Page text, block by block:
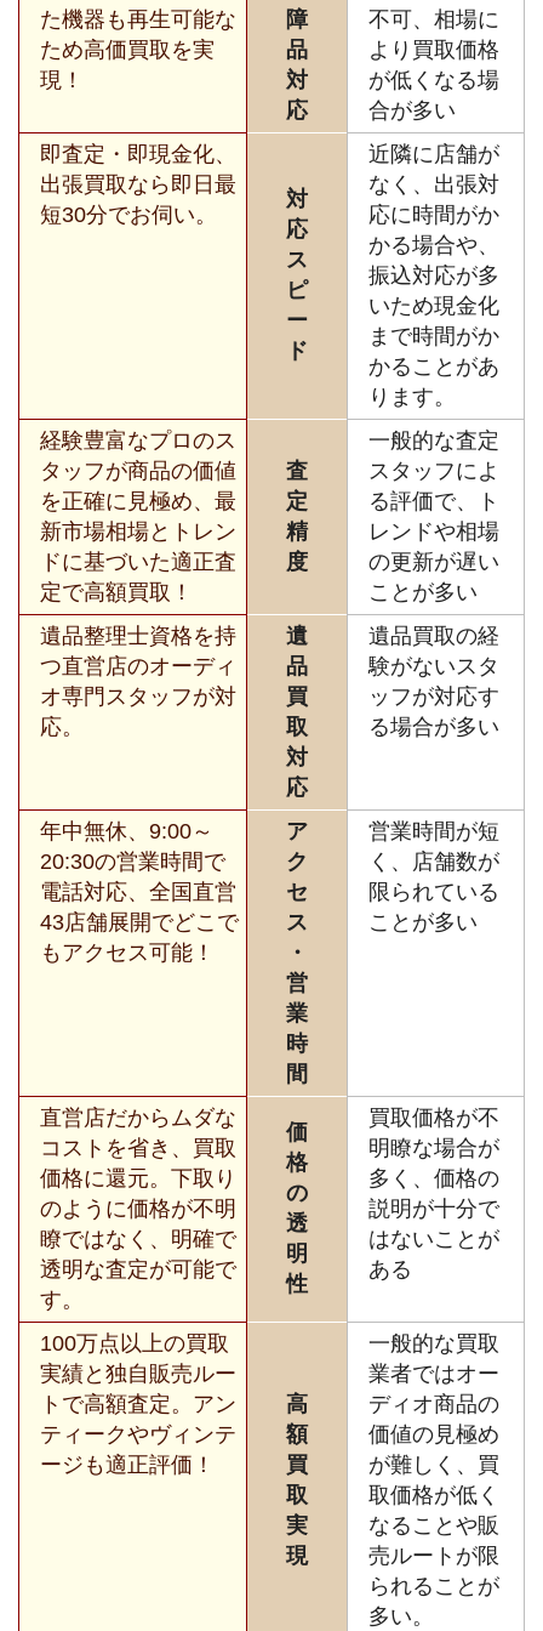
た機器も再生可能な
ため高価買取を実
現！
障
品
対
応
不可、相場に
より買取価格
が低くなる場
合が多い
即査定・即現金化、
出張買取なら即日最
短30分でお伺い。
対
応
ス
ピ
ー
ド
近隣に店舗が
なく、出張対
応に時間がか
かる場合や、
振込対応が多
いため現金化
まで時間がか
かることがあ
ります。
経験豊富なプロのス
タッフが商品の価値
を正確に見極め、最
新市場相場とトレン
ドに基づいた適正査
定で高額買取！
査
定
精
度
一般的な査定
スタッフによ
る評価で、ト
レンドや相場
の更新が遅い
ことが多い
遺品整理士資格を持
つ直営店のオーディ
オ専門スタッフが対
応。
遺
品
買
取
対
応
遺品買取の経
験がないスタ
ッフが対応す
る場合が多い
年中無休、9:00～
20:30の営業時間で
電話対応、全国直営
43店舗展開でどこで
もアクセス可能！
ア
ク
セ
ス
・
営
業
時
間
営業時間が短
く、店舗数が
限られている
ことが多い
直営店だからムダな
コストを省き、買取
価格に還元。下取り
のように価格が不明
瞭ではなく、明確で
透明な査定が可能で
す。
価
格
の
透
明
性
買取価格が不
明瞭な場合が
多く、価格の
説明が十分で
はないことが
ある
100万点以上の買取
実績と独自販売ルー
トで高額査定。アン
ティークやヴィンテ
ージも適正評価！
高
額
買
取
実
現
一般的な買取
業者ではオー
ディオ商品の
価値の見極め
が難しく、買
取価格が低く
なることや販
売ルートが限
られることが
多い。